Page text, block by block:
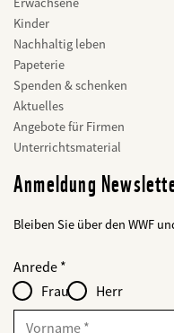
Kinder
Nachhaltig leben
Papeterie
Spenden & schenken
Aktuelles
Angebote für Firmen
Unterrichtsmaterial
Anmeldung
Bleiben Sie über den WWF
Infofelder
löschen
-
für
web2lead
Anrede
Frau
Herr